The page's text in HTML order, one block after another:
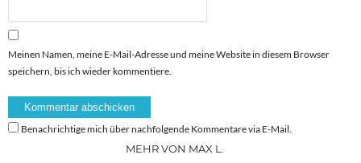
Meinen Namen, meine E-Mail-Adresse und meine Website in diesem Browser
speichern, bis ich wieder kommentiere.
Benachrichtige mich über nachfolgende Kommentare via E-Mail.
MEHR VON MAX L.